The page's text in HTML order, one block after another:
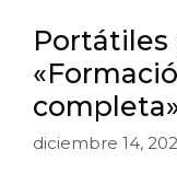
Portátiles
diciembre 14,